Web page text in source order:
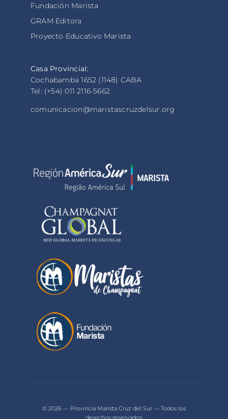
Fundación Marista
GRAM Editora
Proyecto Educativo Marista
Casa Provincial:
Cochabamba 1652 (1148) CABA
Tel: (+54) 011 2116-5662
comunicacion@maristascruzdelsur.org
© 2026 — Provincia Marista Cruz del Sur — Todos los
derechos reservados.